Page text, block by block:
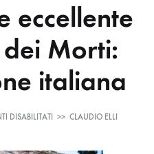
eccellente
Morti:
italiana
DISABILITATI
SU
>> CLAUDIO ELLI